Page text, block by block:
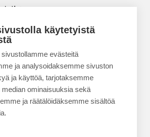
käytetyistä
evästeitä
ja analysoidaksemme sivuston
ja käyttöä, tarjotaksemme
median ominaisuuksia sekä
ja räätälöidäksemme sisältöä
blogi